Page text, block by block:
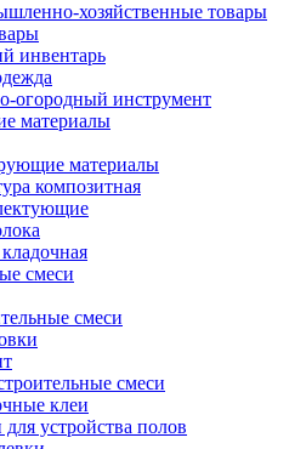
хозяйственные товары
инвентарь
огородный инструмент
материалы
материалы
композитная
смеси
смеси
смеси
клеи
устройства полов